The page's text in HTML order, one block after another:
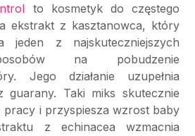
to kosmetyk do częstego
ekstrakt z kasztanowca, który
jeden z najskuteczniejszych
na pobudzenie
Jego działanie uzupełnia
Taki miks skutecznie
pracy i przyspiesza wzrost baby
z echinacea wzmacnia